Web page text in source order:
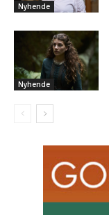
Nyhende
Nyhende